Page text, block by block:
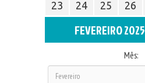
23
24 25 26
FEVEREIRO 2025
Mês: